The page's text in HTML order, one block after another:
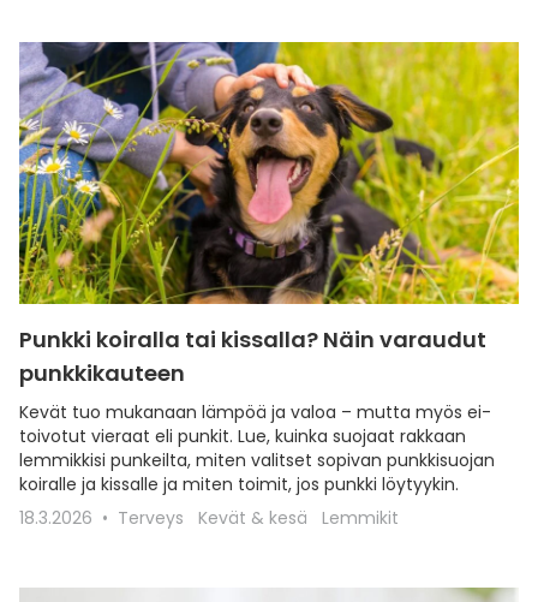
Punkki koiralla tai kissalla? Näin varaudut
punkkikauteen
Kevät tuo mukanaan lämpöä ja valoa – mutta myös ei-
toivotut vieraat eli punkit. Lue, kuinka suojaat rakkaan
lemmikkisi punkeilta, miten valitset sopivan punkkisuojan
koiralle ja kissalle ja miten toimit, jos punkki löytyykin.
18.3.2026
Terveys Kevät & kesä Lemmikit